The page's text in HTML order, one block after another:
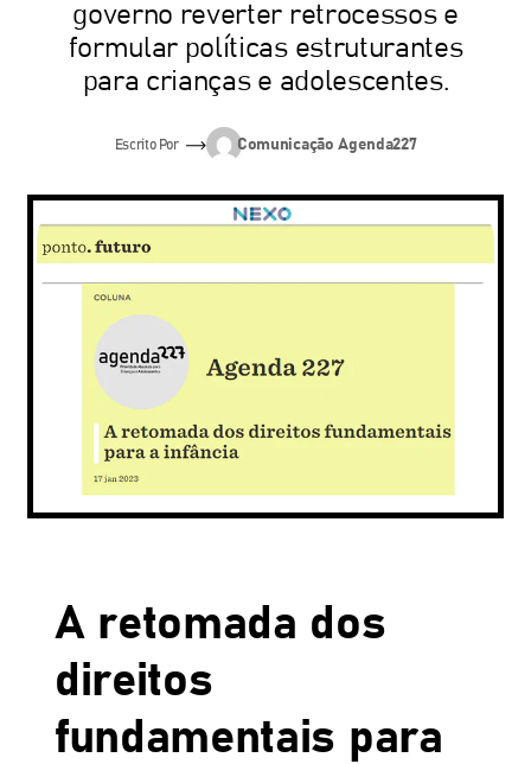
governo reverter retrocessos e
formular políticas estruturantes
para crianças e adolescentes.
Escrito Por Comunicação Agenda227
A retomada dos
direitos
fundamentais para